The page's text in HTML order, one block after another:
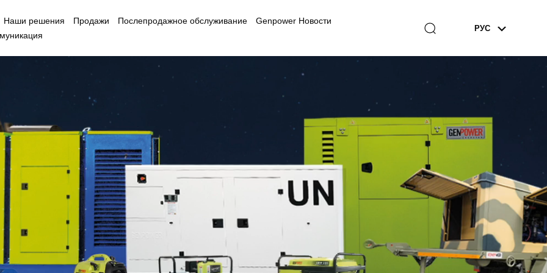
Наши решения Продажи Послепродажное обслуживание
Genpower Новости
РУС